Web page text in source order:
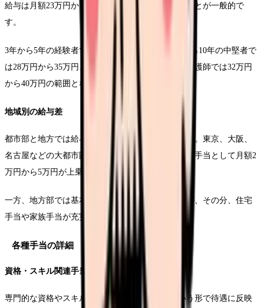
給与は月額23万円から28万円の範囲で設定されることが一般的で
す。
3年から5年の経験者では26万円から32万円、5年から10年の中堅者で
は28万円から35万円、そして10年以上のベテラン看護師では32万円
から40万円の範囲となっています。
地域別の給与差
都市部と地方では給与水準に明確な差が見られます。東京、大阪、
名古屋などの大都市圏では、上記の基本給与に地域手当として月額2
万円から5万円が上乗せされるケースが一般的です。
一方、地方部では基本給与は若干低めとなりますが、その分、住宅
手当や家族手当が充実している傾向にあります。
各種手当の詳細
資格・スキル関連手当
専門的な資格やスキルに対する評価は、手当という形で待遇に反映